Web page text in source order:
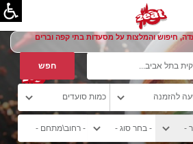
חיפוש והמלצות על מסעדות בתי קפה וברים